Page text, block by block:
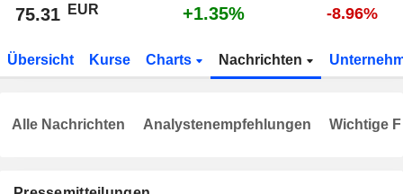
75.31 EUR +1.35% -8.96%
Übersicht Kurse Charts Nachrichten
Alle Nachrichten Analystenempfehlungen Wichtige